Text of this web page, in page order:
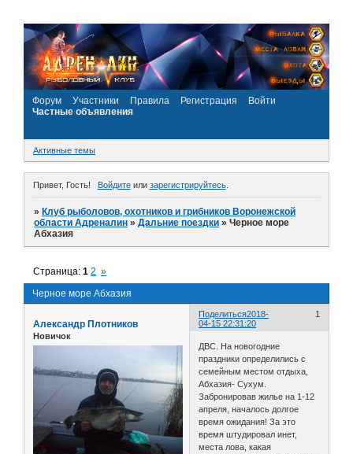
Форум Участники Правила Регистрация
Войти
Частные объявления
Активные темы
Привет, Гость! Войдитеили зарегистрируйтесь.
»Клуб рыболовов, охотников и грибников Воронежской
области Адреналин »Дальние поездки »Черное море
Абхазия
Черное море Абхазия
Страница:1 2 »
Поделиться 1
2018-
04-15 22:31:20
Александр Плотников
Новичок
ДВС. На новогодние
праздники определились с
семейным местом отдыха,
Абхазия- Сухум.
Забронировав жилье на 1-12
апреля, началось долгое
время ожидания! За это
время штудировал инет,
места лова, какая